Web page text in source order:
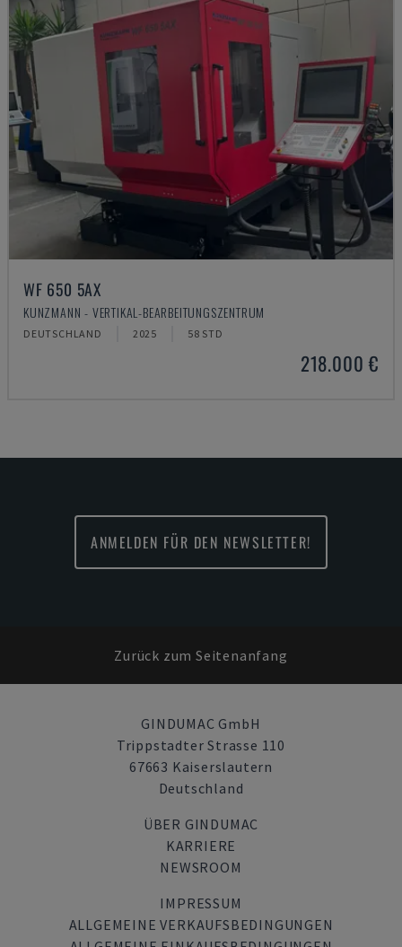
WF 650 5AX
KUNZMANN - VERTIKAL-BEARBEITUNGSZENTRUM
DEUTSCHLAND 2025 58 STD
218.000 €
ANMELDEN FÜR DEN NEWSLETTER!
Zurück zum Seitenanfang
GINDUMAC GmbH
Trippstadter Strasse 110
67663 Kaiserslautern
Deutschland
ÜBER GINDUMAC
KARRIERE
NEWSROOM
IMPRESSUM
ALLGEMEINE VERKAUFSBEDINGUNGEN